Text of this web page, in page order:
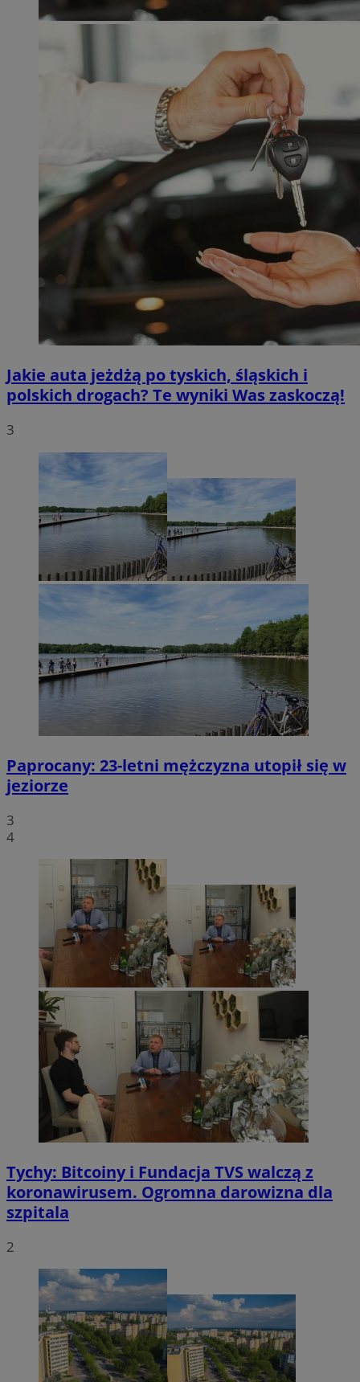
Jakie auta jeżdżą po tyskich, śląskich i
polskich drogach? Te wyniki Was zaskoczą!
3
Paprocany: 23-letni mężczyzna utopił się w
jeziorze
3
4
Tychy: Bitcoiny i Fundacja TVS walczą z
koronawirusem. Ogromna darowizna dla
szpitala
2